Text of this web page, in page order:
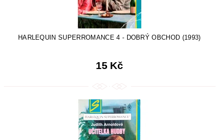
HARLEQUIN SUPERROMANCE 4 - DOBRÝ OBCHOD (1993)
15 Kč